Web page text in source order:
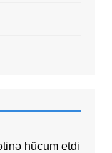
hücum etdi